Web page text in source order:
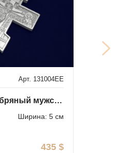
Арт. 131004EE
Крестик серебряный мужской большой
Ширина: 5 см
435 $